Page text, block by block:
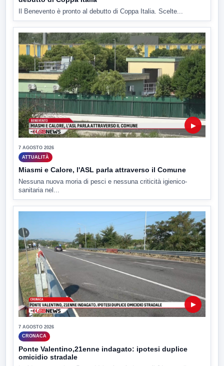
Il Benevento è pronto al debutto di Coppa Italia. Scelte...
▶
7 AGOSTO 2026
ATTUALITÀ
Miasmi e Calore, l'ASL parla attraverso il Comune
Nessuna nuova moria di pesci e nessuna criticità igienico-
sanitaria nel...
▶
7 AGOSTO 2026
CRONACA
Ponte Valentino,21enne indagato: ipotesi duplice
omicidio stradale